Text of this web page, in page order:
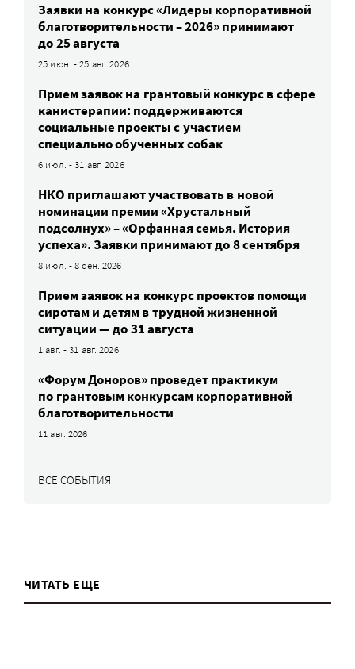
Заявки на конкурс «Лидеры корпоративной
благотворительности – 2026» принимают
до 25 августа
25 июн. - 25 авг. 2026
Прием заявок на грантовый конкурс в сфере
канистерапии: поддерживаются
социальные проекты с участием
специально обученных собак
6 июл. - 31 авг. 2026
НКО приглашают участвовать в новой
номинации премии «Хрустальный
подсолнух» – «Орфанная семья. История
успеха». Заявки принимают до 8 сентября
8 июл. - 8 сен. 2026
Прием заявок на конкурс проектов помощи
сиротам и детям в трудной жизненной
ситуации — до 31 августа
1 авг. - 31 авг. 2026
«Форум Доноров» проведет практикум
по грантовым конкурсам корпоративной
благотворительности
11 авг. 2026
ВСЕ СОБЫТИЯ
ЧИТАТЬ ЕЩЕ